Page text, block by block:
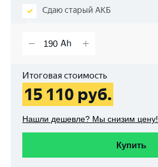
Сдаю старый АКБ
Итоговая стоимость
15 110 руб.
Нашли дешевле? Мы снизим цену!
Купить